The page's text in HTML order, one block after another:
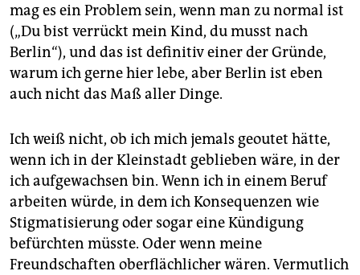
mag es ein Problem sein, wenn man zu normal ist
(„Du bist verrückt mein Kind, du musst nach
Berlin“), und das ist definitiv einer der Gründe,
warum ich gerne hier lebe, aber Berlin ist eben
auch nicht das Maß aller Dinge.
Ich weiß nicht, ob ich mich jemals geoutet hätte,
wenn ich in der Kleinstadt geblieben wäre, in der
ich aufgewachsen bin. Wenn ich in einem Beruf
arbeiten würde, in dem ich Konsequenzen wie
Stigmatisierung oder sogar eine Kündigung
befürchten müsste. Oder wenn meine
Freundschaften oberflächlicher wären. Vermutlich